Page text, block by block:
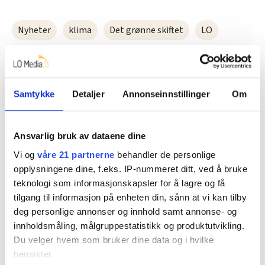
Samtykke Detaljer Annonseinnstillinger Om
Ansvarlig bruk av dataene dine
Vi og våre 21 partnerne behandler de personlige
opplysningene dine, f.eks. IP-nummeret ditt, ved å bruke
teknologi som informasjonskapsler for å lagre og få
tilgang til informasjon på enheten din, sånn at vi kan tilby
deg personlige annonser og innhold samt annonse- og
innholdsmåling, målgruppestatistikk og produktutvikling.
Du velger hvem som bruker dine data og i hvilke
hensikter.
Nyheter klima Det grønne skiftet LO
Dette er en sak fra
Vi skriver om ansatte innen elektro, energi,
telekom og IT.
Les mer fra oss